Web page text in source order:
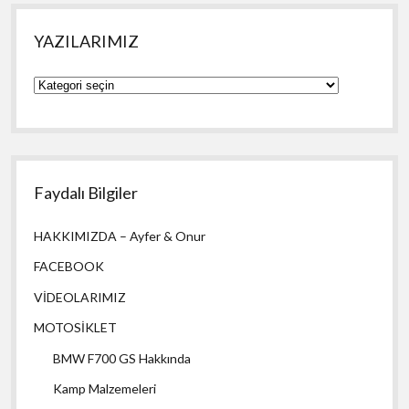
YAZILARIMIZ
YAZILARIMIZ
Faydalı Bilgiler
HAKKIMIZDA – Ayfer & Onur
FACEBOOK
VİDEOLARIMIZ
MOTOSİKLET
BMW F700 GS Hakkında
Kamp Malzemeleri